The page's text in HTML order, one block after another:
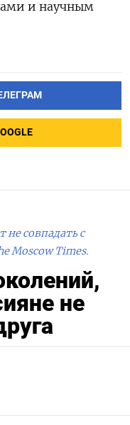
и научным
совпадать с
Moscow Times.
не